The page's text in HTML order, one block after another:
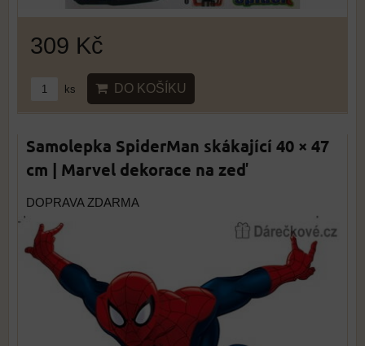
309 Kč
ks DO KOŠÍKU
Samolepka SpiderMan skákající 40 × 47
cm | Marvel dekorace na zeď
DOPRAVA ZDARMA